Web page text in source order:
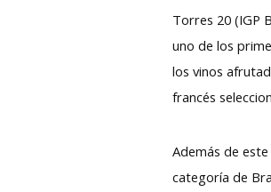
Torres 20 (IGP
uno de los
los vinos
francés
Además de
categoría de